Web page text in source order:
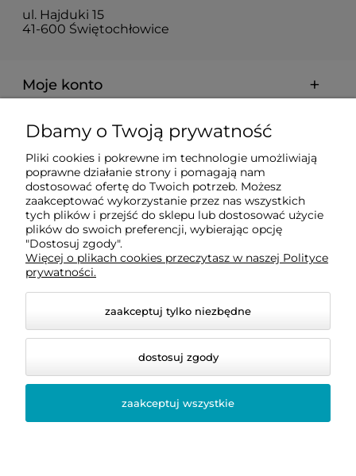
ul. Hajduki 15
41-600 Świętochłowice
Moje konto
Dostawa i płatności
O firmie
Obsługiwane metody płatności elektronicznych
© 2026 bellastoria.pl. Wszelkie prawa zastrzeżone.
Dbamy o Twoją prywatność
Pliki cookies i pokrewne im technologie umożliwiają
poprawne działanie strony i pomagają nam
dostosować ofertę do Twoich potrzeb. Możesz
zaakceptować wykorzystanie przez nas wszystkich
tych plików i przejść do sklepu lub dostosować użycie
plików do swoich preferencji, wybierając opcję
"Dostosuj zgody".
Więcej o plikach cookies przeczytasz w naszej Polityce
prywatności.
zaakceptuj tylko niezbędne
dostosuj zgody
zaakceptuj wszystkie